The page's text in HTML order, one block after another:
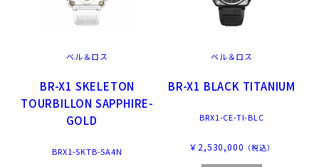
ベル＆ロス
BR-X1 SKELETON
TOURBILLON SAPPHIRE-
GOLD
BRX1-SKTB-SA4N
ベル＆ロス
BR-X1 BLACK TITANIUM
BRX1-CE-TI-BLC
￥2,530,000 （税込）